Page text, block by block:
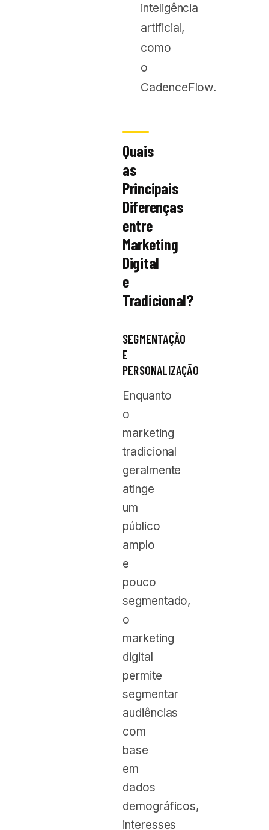
inteligência
artificial,
como
o
CadenceFlow.
Quais
as
Principais
Diferenças
entre
Marketing
Digital
e
Tradicional?
SEGMENTAÇÃO
E
PERSONALIZAÇÃO
Enquanto
o
marketing
tradicional
geralmente
atinge
um
público
amplo
e
pouco
segmentado,
o
marketing
digital
permite
segmentar
audiências
com
base
em
dados
demográficos,
interesses